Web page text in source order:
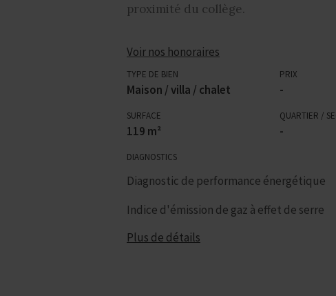
proximité du collège.
Voir nos honoraires
TYPE DE BIEN
Maison / villa / chalet
PRIX
-
SURFACE
119 m²
QUARTIER /
-
DIAGNOSTICS
Diagnostic de performance énergétique
Indice d'émission de gaz à effet de serre
Plus de détails